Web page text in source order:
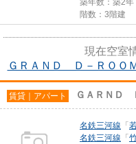
築年数：築2年
階数：3階建
現在空室
ＧＲＡＮＤ Ｄ－ＲＯＯ
賃貸｜アパート ＧＡＲＮＤ
名鉄三河線 「
名鉄三河線 「